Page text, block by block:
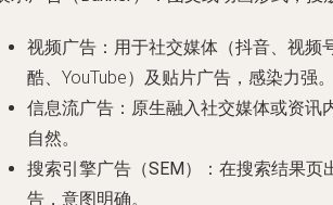
视频广告 ：用于社交媒体（抖音、视频
酷、YouTube）及贴片广告，感染力强。
信息流广告 ：原生融入社交媒体或资讯
自然。
搜索引擎广告（SEM）
：在搜索结果
告，意图明确。